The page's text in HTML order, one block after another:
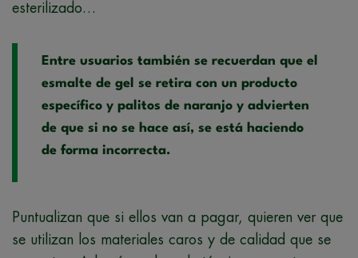
esterilizado…
Entre usuarios también se recuerdan que el
esmalte de gel se retira con un producto
específico y palitos de naranjo y advierten
de que si no se hace así, se está haciendo
de forma incorrecta.
Puntualizan que si ellos van a pagar, quieren ver que
se utilizan los materiales caros y de calidad que se